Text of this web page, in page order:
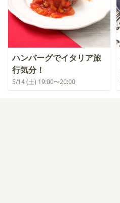
ハンバーグでイタリア旅
行気分！
5/14 (土) 19:00〜20:00